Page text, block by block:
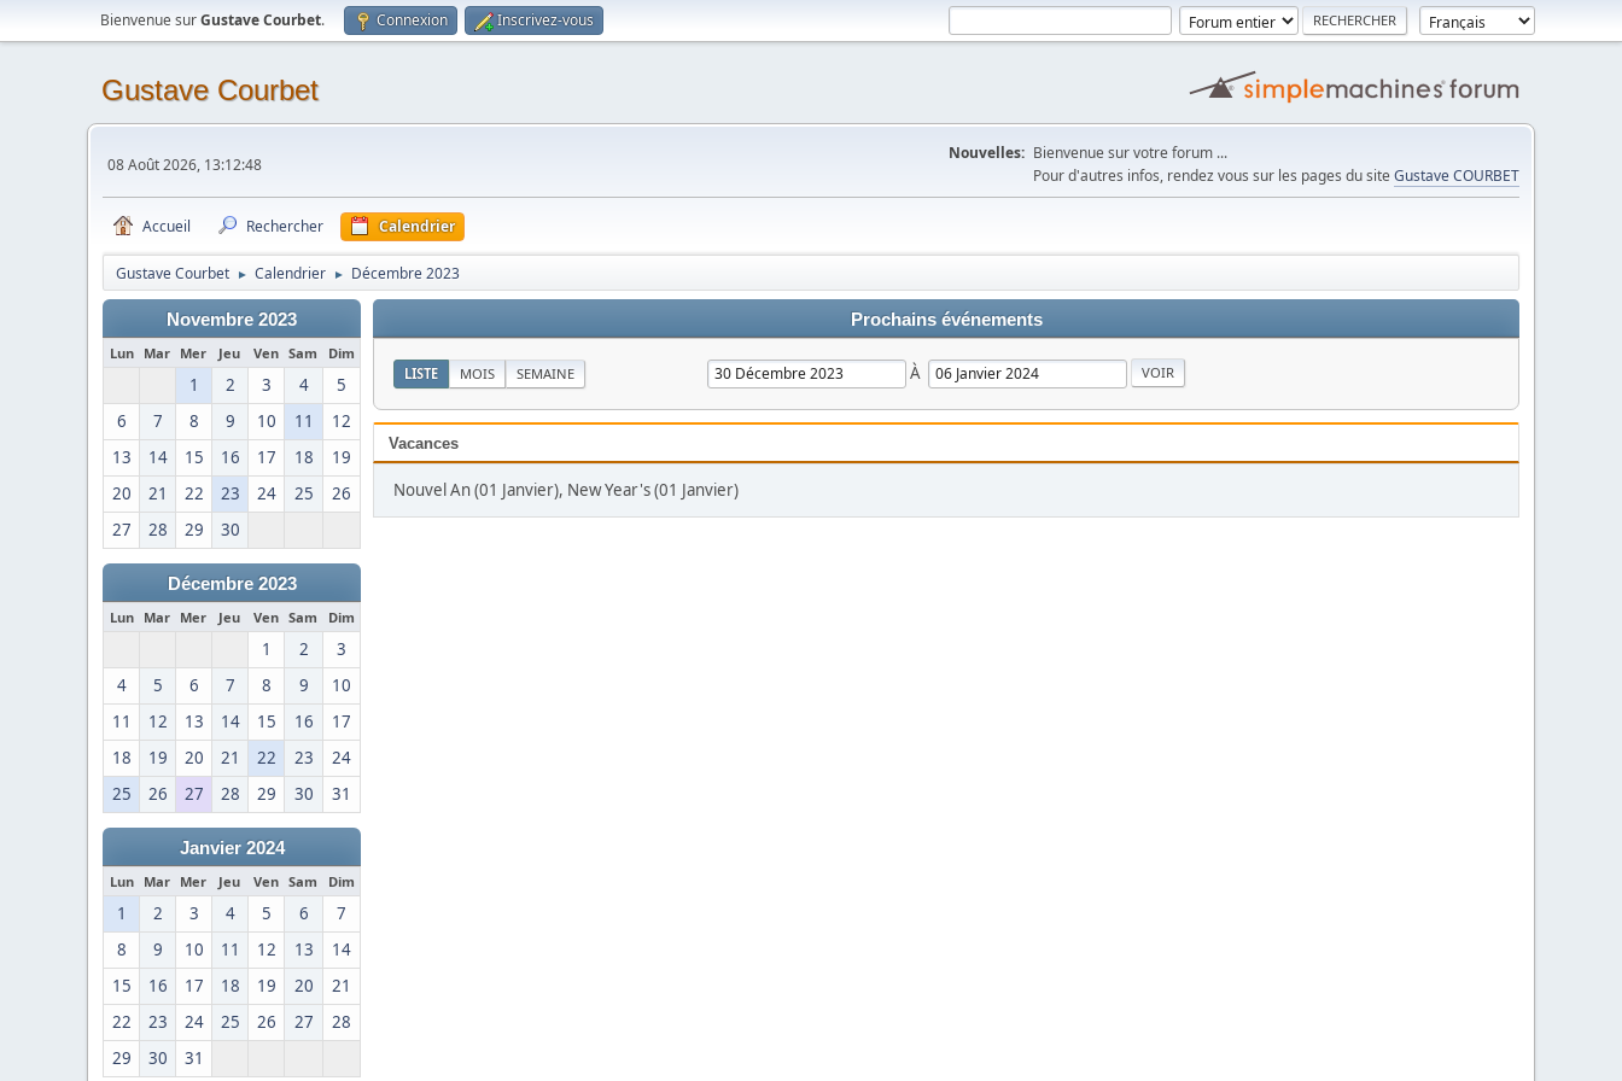
Bienvenue surGustave Courbet. Connexion Inscrivez-vous
Gustave Courbet
08 Août 2026, 13:12:48
Nouvelles: Bienvenue sur votre forum ...
Pour d'autres infos, rendez vous sur les pages du site Gustave COURBET
Accueil Rechercher Calendrier
Gustave Courbet ► Calendrier ► Décembre 2023
Novembre 2023
Lun Mar Mer Jeu Ven Sam Dim
1 2 3 4
5
6
7 8 9 10 11
12
13
14 15 16 17 18
19
20
21 22 23 24 25
26
27
28 29 30
Décembre 2023
Lun Mar Mer Jeu Ven Sam Dim
1 2
3
4
5 6 7 8 9
10
11
12 13 14 15 16
17
18
19 20 21 22 23
24
25
26 27 28 29 30 31
Janvier 2024
Lun Mar Mer Jeu Ven Sam Dim
1 2 3 4 5 6
7
8
9 10 11 12 13
14
15
16 17 18 19 20
21
22
23 24 25 26 27
28
29
30 31
Prochains événements
LISTE MOIS SEMAINE À
Vacances
Nouvel An (01 Janvier), New Year's (01 Janvier)